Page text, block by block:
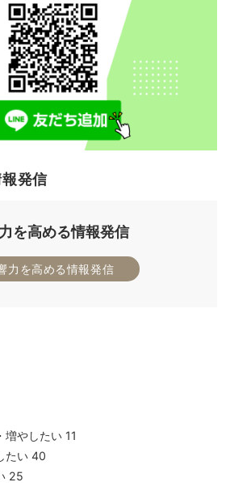
発信
を高める情報発信
力を高める情報発信
増やしたい 11
たい 40
25